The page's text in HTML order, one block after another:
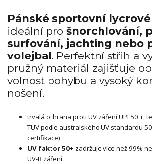
Pánské sportovní
ideální pro šnorchlování,
surfování, jachting nebo
volejbal. Perfektní střih a
pružný materiál zajišťuje
volnost pohybu a vysoký
nošení.
trvalá ochrana proti UV záření UPF50 +,
TÜV podle australského UV standardu
certifikace)
UV faktor 50+ zadržuje více než 99%
UV-B záření